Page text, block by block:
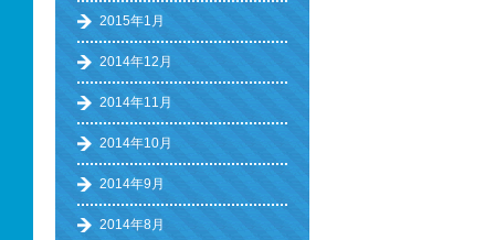
2015年1月
2014年12月
2014年11月
2014年10月
2014年9月
2014年8月